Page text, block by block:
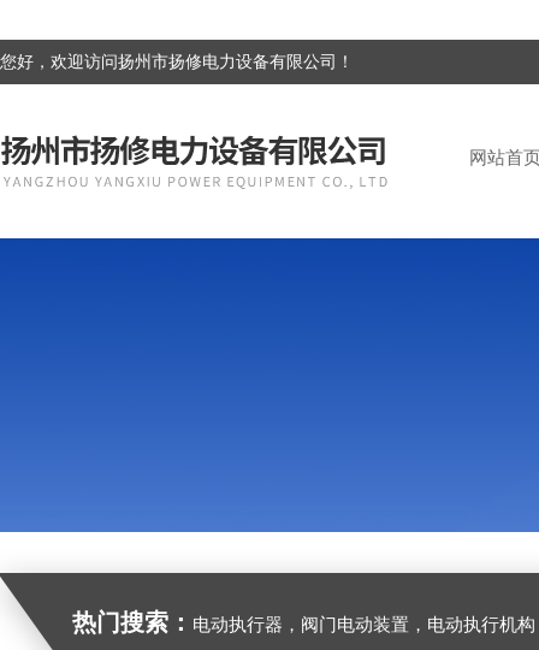
您好，欢迎访问扬州市扬修电力设备有限公司！
网站首
热门搜索： 电动执行器，阀门电动装置，电动执行机构，阀门驱动装置，电动头，角行